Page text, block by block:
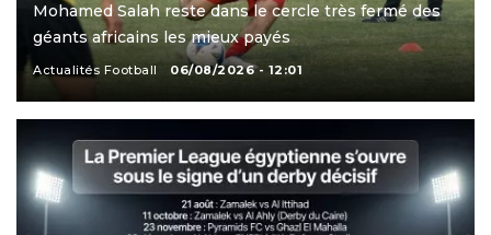
Mohamed Salah reste dans le cercle très fermé des
géants africains les mieux payés
Actualités Football 06/08/2026 - 12:01